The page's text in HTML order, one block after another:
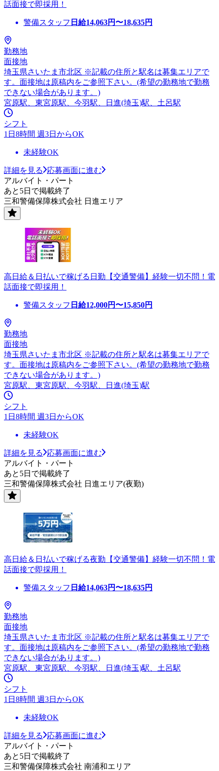
話面接で即採用！
警備スタッフ 日給14,063円〜18,635円
勤務地
面接地
埼玉県さいたま市北区 ※記載の住所と駅名は募集エリアで
す。面接地は原稿内をご参照下さい。(希望の勤務地で勤務
できない場合があります。)
宮原駅、東宮原駅、今羽駅、日進(埼玉)駅、土呂駅
シフト
1日8時間 週3日からOK
未経験OK
詳細を見る
応募画面に進む
アルバイト・パート
あと5日で掲載終了
三和警備保障株式会社 日進エリア
高日給＆日払いで稼げる日勤【交通警備】経験一切不問！電
話面接で即採用！
警備スタッフ 日給12,000円〜15,850円
勤務地
面接地
埼玉県さいたま市北区 ※記載の住所と駅名は募集エリアで
す。面接地は原稿内をご参照下さい。(希望の勤務地で勤務
できない場合があります。)
宮原駅、東宮原駅、今羽駅、日進(埼玉)駅
シフト
1日8時間 週3日からOK
未経験OK
詳細を見る
応募画面に進む
アルバイト・パート
あと5日で掲載終了
三和警備保障株式会社 日進エリア(夜勤)
高日給＆日払いで稼げる夜勤【交通警備】経験一切不問！電
話面接で即採用！
警備スタッフ 日給14,063円〜18,635円
勤務地
面接地
埼玉県さいたま市北区 ※記載の住所と駅名は募集エリアで
す。面接地は原稿内をご参照下さい。(希望の勤務地で勤務
できない場合があります。)
宮原駅、東宮原駅、今羽駅、日進(埼玉)駅、土呂駅
シフト
1日8時間 週3日からOK
未経験OK
詳細を見る
応募画面に進む
アルバイト・パート
あと5日で掲載終了
三和警備保障株式会社 南浦和エリア